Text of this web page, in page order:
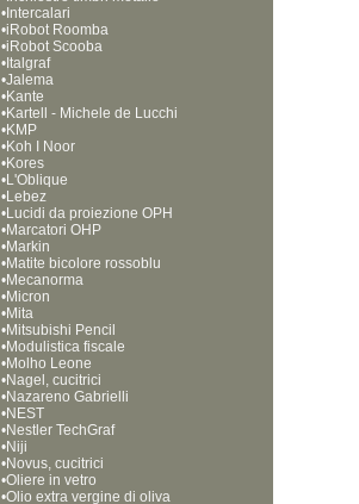
• Intercalari
•iRobot Roomba
•iRobot Scooba
• Italgraf
•Jalema
•Kante
•Kartell - Michele de Lucchi
•KMP
•Koh I Noor
•Kores
•L'Oblique
•Lebez
•Lucidi da proiezione OPH
•Marcatori OHP
•Markin
•Matite bicolore rossoblu
•Mecanorma
•Micron
•Mita
•Mitsubishi Pencil
•Modulistica fiscale
•Molho Leone
•Nagel, cucitrici
•Nazareno Gabrielli
•NEST
•Nestler TechGraf
•Niji
•Novus, cucitrici
•Oliere in vetro
•Olio extra vergine di oliva